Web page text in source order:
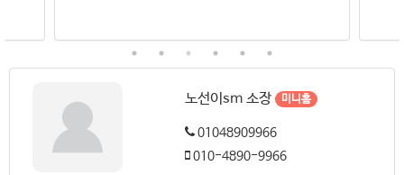
노선이sm 소장 미니홈
01048909966
010-4890-9966